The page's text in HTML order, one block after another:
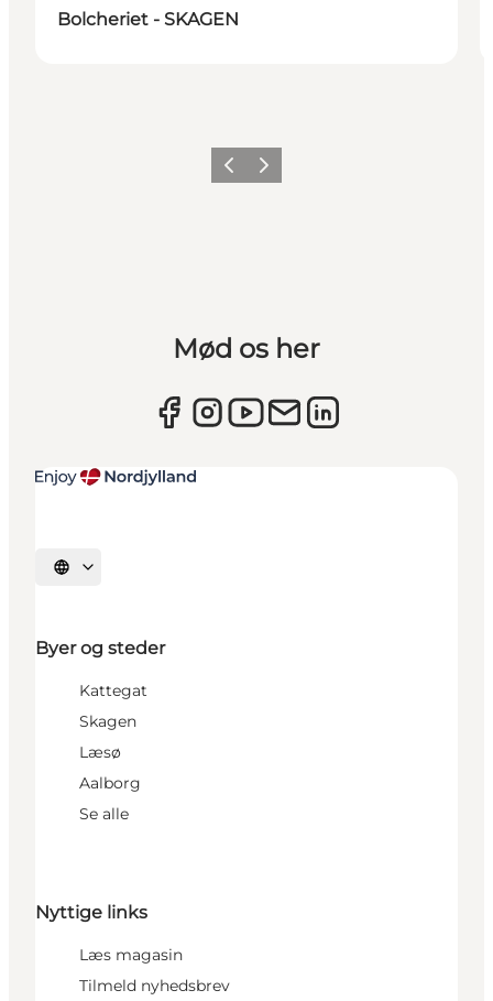
Bolcheriet - SKAGEN
ForrigeNæste
Mød os her
Vælg sprog
Byer og steder
Kattegat
Skagen
Læsø
Aalborg
Se alle
Nyttige links
Læs magasin
Tilmeld nyhedsbrev